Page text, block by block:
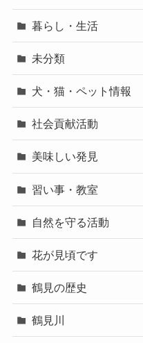
暮らし・生活
未分類
犬・猫・ペット情報
社会貢献活動
美味しい発見
習い事・教室
自然を守る活動
花が見頃です
鶴見の歴史
鶴見川